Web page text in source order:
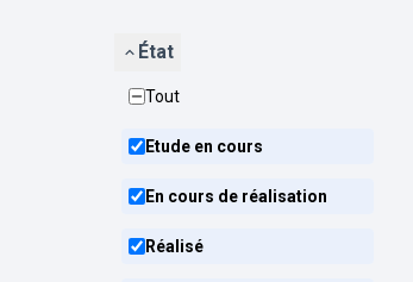
État
Tout
Etude en cours
En cours de réalisation
Réalisé